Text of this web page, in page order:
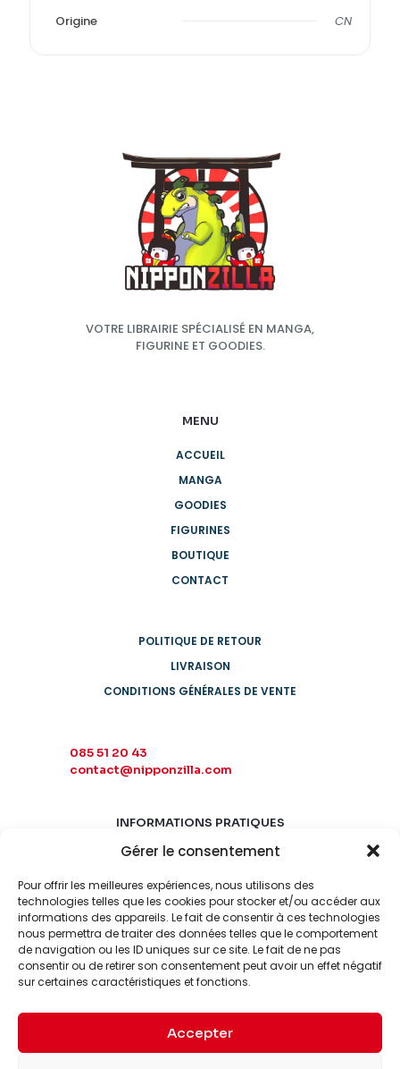
Gérer le consentement
Pour offrir les meilleures expériences, nous utilisons des
technologies telles que les cookies pour stocker et/ou accéder aux
informations des appareils. Le fait de consentir à ces technologies
nous permettra de traiter des données telles que le comportement
de navigation ou les ID uniques sur ce site. Le fait de ne pas
consentir ou de retirer son consentement peut avoir un effet négatif
sur certaines caractéristiques et fonctions.
Accepter
Origine
CN
VOTRE LIBRAIRIE SPÉCIALISÉ EN MANGA,
FIGURINE ET GOODIES.
MENU
ACCUEIL
MANGA
GOODIES
FIGURINES
BOUTIQUE
CONTACT
POLITIQUE DE RETOUR
LIVRAISON
CONDITIONS GÉNÉRALES DE VENTE
085 51 20 43
contact@nipponzilla.com
INFORMATIONS PRATIQUES
MARDI-SAMEDI
LUNDI-DIMANCHE
FERMÉ